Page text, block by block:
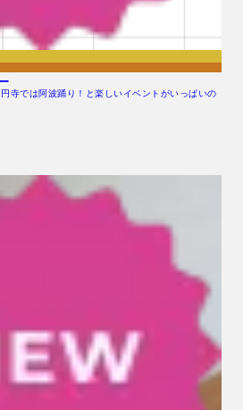
寺では阿波踊り！と楽しいイベントがいっぱいの